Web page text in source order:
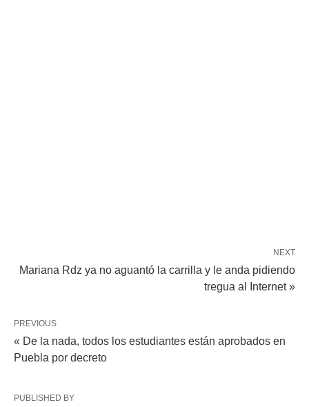
NEXT
Mariana Rdz ya no aguantó la carrilla y le anda pidiendo
tregua al Internet »
PREVIOUS
« De la nada, todos los estudiantes están aprobados en
Puebla por decreto
PUBLISHED BY